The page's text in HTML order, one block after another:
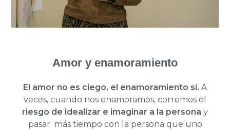
Amor y enamoramiento
El amor no es ciego, el enamoramiento sí. A
veces, cuando nos enamoramos, corremos el
riesgo de idealizar e imaginar a la persona y
pasar más tiempo con la persona que uno